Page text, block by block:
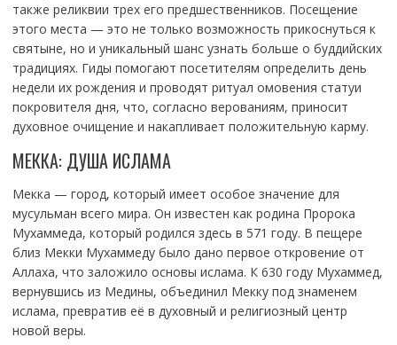
также реликвии трех его предшественников. Посещение
этого места — это не только возможность прикоснуться к
святыне, но и уникальный шанс узнать больше о буддийских
традициях. Гиды помогают посетителям определить день
недели их рождения и проводят ритуал омовения статуи
покровителя дня, что, согласно верованиям, приносит
духовное очищение и накапливает положительную карму.
МЕККА: ДУША ИСЛАМА
Мекка — город, который имеет особое значение для
мусульман всего мира. Он известен как родина Пророка
Мухаммеда, который родился здесь в 571 году. В пещере
близ Мекки Мухаммеду было дано первое откровение от
Аллаха, что заложило основы ислама. К 630 году Мухаммед,
вернувшись из Медины, объединил Мекку под знаменем
ислама, превратив её в духовный и религиозный центр
новой веры.